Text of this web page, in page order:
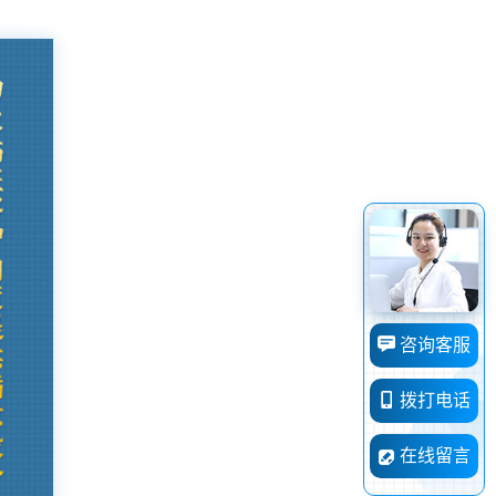
咨询客服
拨打电话
在线留言